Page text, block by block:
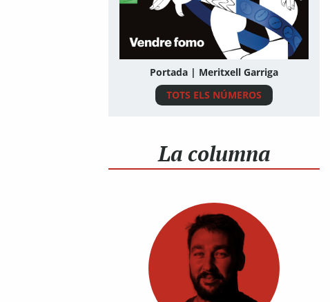
Portada | Meritxell Garriga
TOTS ELS NÚMEROS
La columna